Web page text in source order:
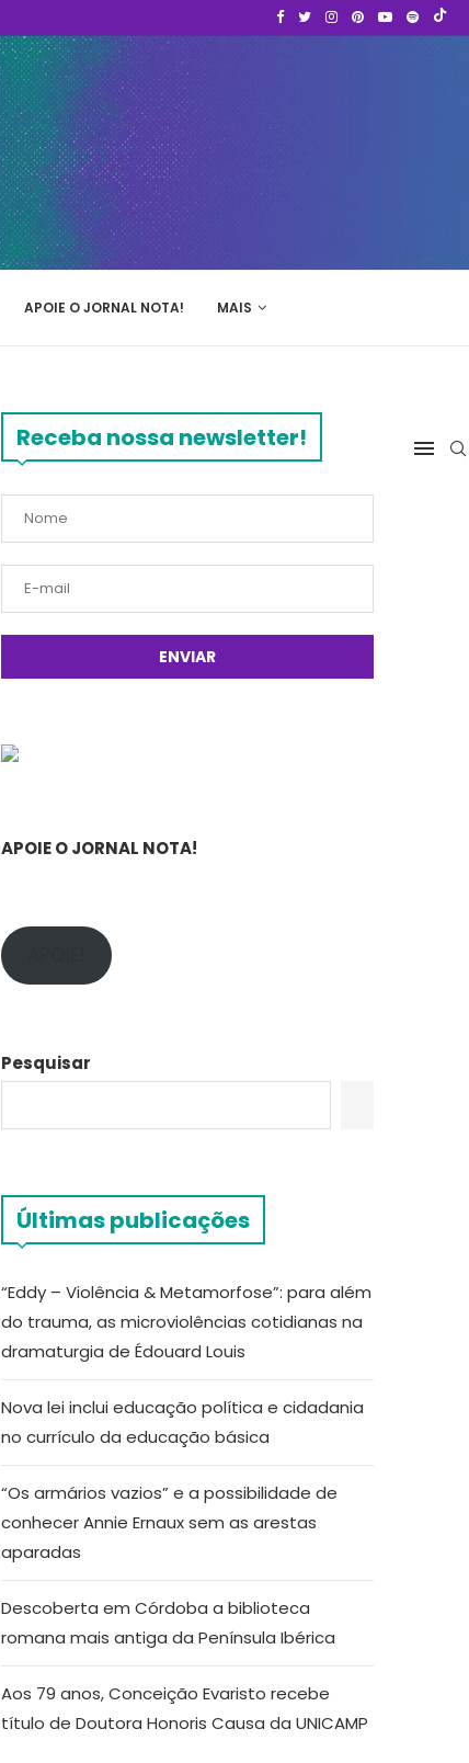
APOIE O JORNAL NOTA! MAIS
Receba nossa newsletter!
APOIE O JORNAL NOTA!
Pesquisar
Últimas publicações
“Eddy – Violência & Metamorfose”: para além
do trauma, as microviolências cotidianas na
dramaturgia de Édouard Louis
Nova lei inclui educação política e cidadania
no currículo da educação básica
“Os armários vazios” e a possibilidade de
conhecer Annie Ernaux sem as arestas
aparadas
Descoberta em Córdoba a biblioteca
romana mais antiga da Península Ibérica
Aos 79 anos, Conceição Evaristo recebe
título de Doutora Honoris Causa da UNICAMP